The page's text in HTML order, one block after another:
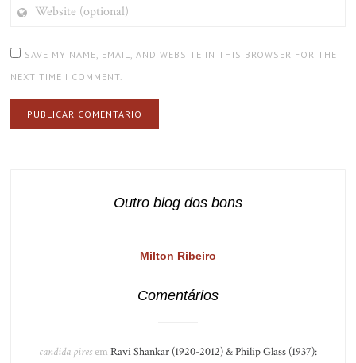
(OPTIONAL)
SAVE MY NAME, EMAIL, AND WEBSITE IN THIS BROWSER FOR THE
NEXT TIME I COMMENT.
Outro blog dos bons
Milton Ribeiro
Comentários
candida piresem Ravi Shankar (1920-2012) & Philip Glass (1937):